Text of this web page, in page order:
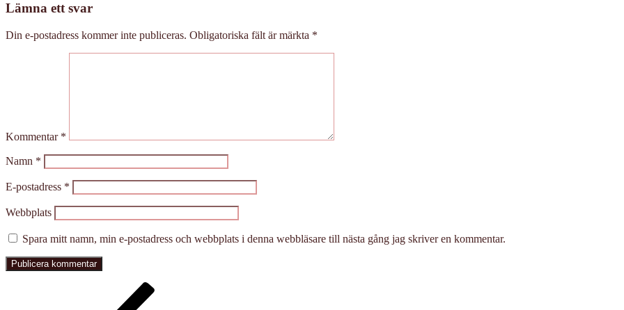
Lämna ett svar
Din e-postadress kommer inte publiceras. Obligatoriska fält är märkta *
Kommentar *
Namn *
E-postadress *
Webbplats
Spara mitt namn, min e-postadress och webbplats i denna webbläsare till nästa gång jag skriver en kommentar.
Inläggsnavigering